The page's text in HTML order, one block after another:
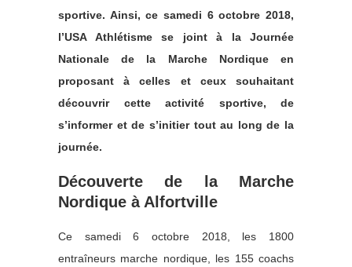
sportive. Ainsi, ce samedi 6 octobre 2018,
l’USA Athlétisme se joint à la Journée
Nationale de la Marche Nordique en
proposant à celles et ceux souhaitant
découvrir cette activité sportive, de
s’informer et de s’initier tout au long de la
journée.
Découverte de la Marche
Nordique à Alfortville
Ce samedi 6 octobre 2018, les 1800
entraîneurs marche nordique, les 155 coachs